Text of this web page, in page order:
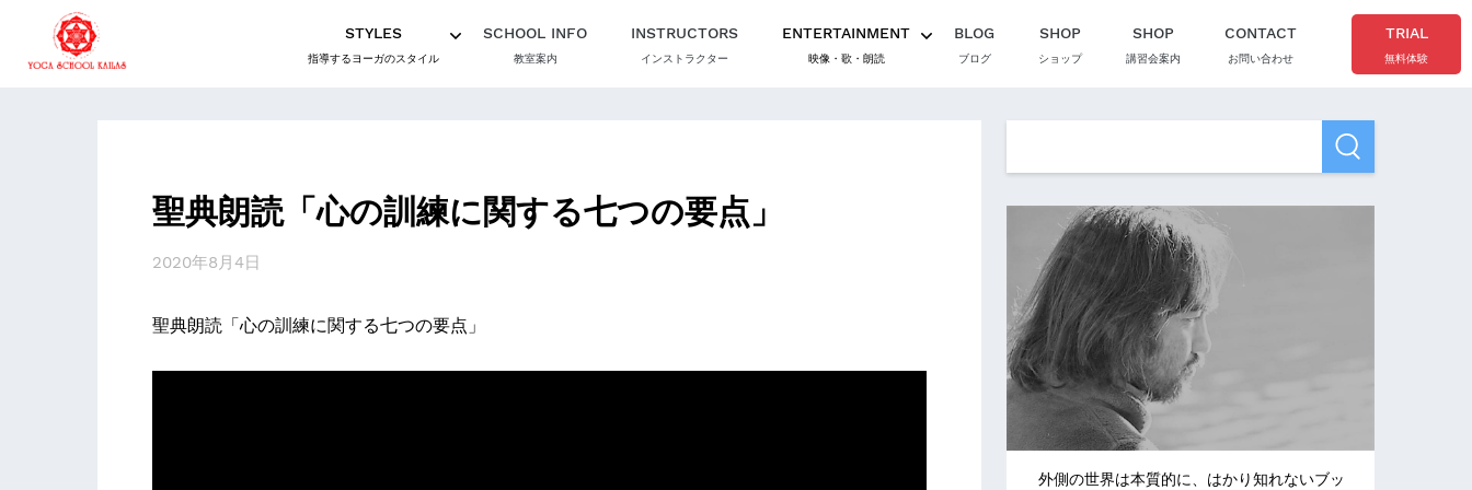
STYLES
指導するヨーガのスタイル
SCHOOL INFO
教室案内
INSTRUCTORS
インストラクター
ENTERTAINMENT
映像・歌・朗読
BLOG
ブログ
SHOP
ショップ
SHOP
講習会案内
CONTACT
お問い合わせ
TRIAL
無料体験
聖典朗読「心の訓練に関する七つの要点」
2020年8月4日
聖典朗読「心の訓練に関する七つの要点」
外側の世界は本質的に、はかり知れないブッ